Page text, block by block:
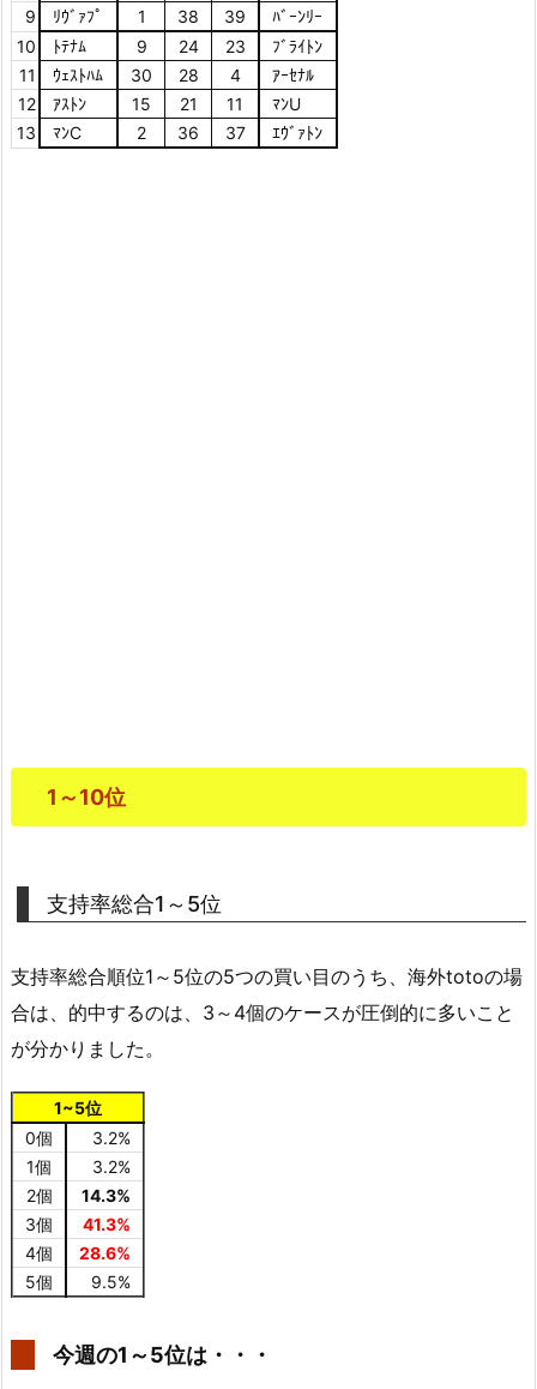
9
ﾘｳﾞｧﾌﾟ 1 38 39
ﾊﾞｰﾝﾘｰ
10
ﾄﾃﾅﾑ 9 24 23
ﾌﾞﾗｲﾄﾝ
11
ｳｪｽﾄﾊﾑ 30 28 4
ｱｰｾﾅﾙ
12
ｱｽﾄﾝ 15 21 11
ﾏﾝU
13
ﾏﾝC 2 36 37 ｴｳﾞｧﾄﾝ
1～10位
支持率総合1～5位
支持率総合順位1～5位の5つの買い目のうち、海外totoの場
合は、的中するのは、3～4個のケースが圧倒的に多いこと
が分かりました。
1~5位
0個
3.2%
1個
3.2%
2個
14.3%
3個
41.3%
4個
28.6%
5個
9.5%
今週の1～5位は・・・